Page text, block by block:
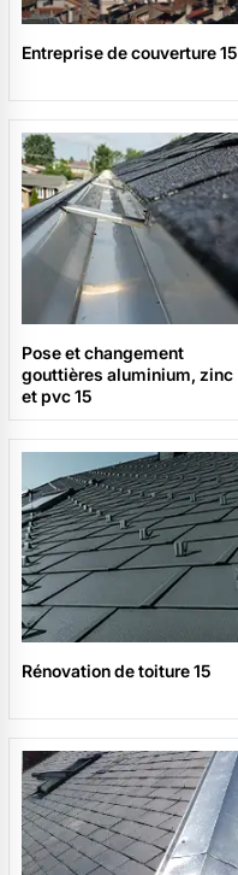
Entreprise de couverture 15
Pose et changement
gouttières aluminium, zinc
et pvc 15
Rénovation de toiture 15